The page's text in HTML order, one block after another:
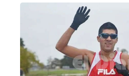
El
DIARIO
Balcarce